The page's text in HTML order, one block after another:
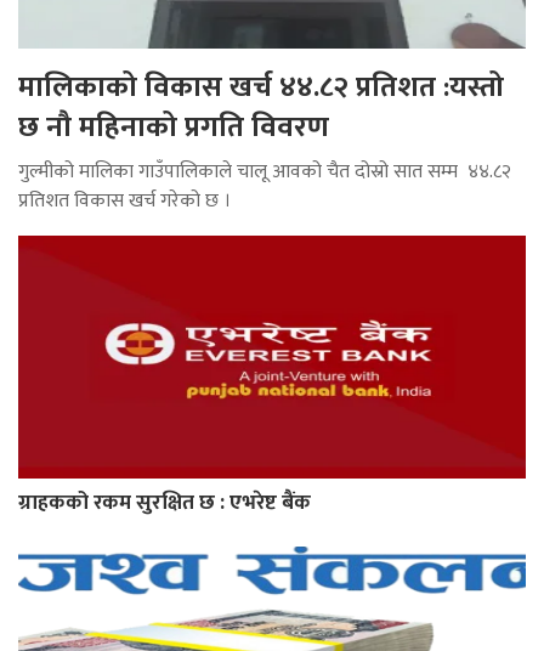
मालिकाको विकास खर्च ४४.८२ प्रतिशत :यस्तो
छ नौ महिनाको प्रगति विवरण
गुल्मीको मालिका गाउँपालिकाले चालू आवको चैत दोस्रो सात सम्म ४४.८२
प्रतिशत विकास खर्च गरेको छ ।
ग्राहकको रकम सुरक्षित छ : एभरेष्ट बैंक